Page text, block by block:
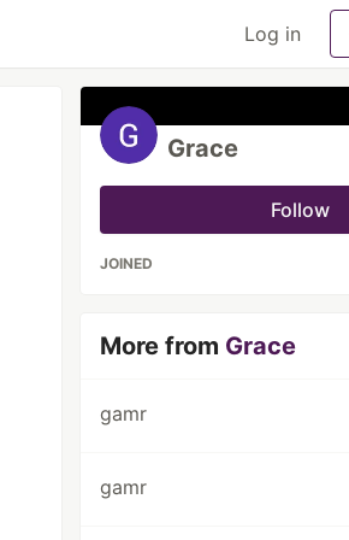
Log in
Grace
Follow
JOINED
More from Grace
gamr
gamr